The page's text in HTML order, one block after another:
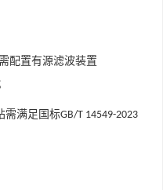
配置有源滤波装置
需满足国标GB/T 14549-2023